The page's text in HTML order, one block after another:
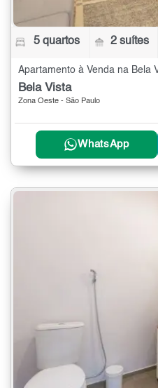
5 quartos 2 suítes
Apartamento à Venda na Bela
Bela Vista
Zona Oeste - São Paulo
WhatsApp